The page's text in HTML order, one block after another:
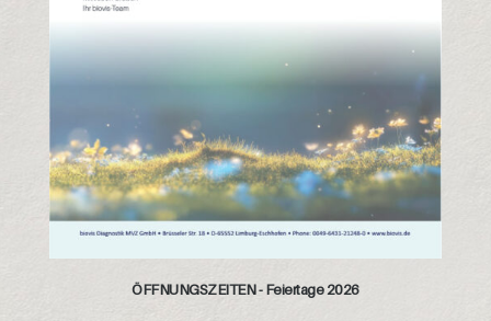
ÖFFNUNGSZEITEN - Feiertage 2026